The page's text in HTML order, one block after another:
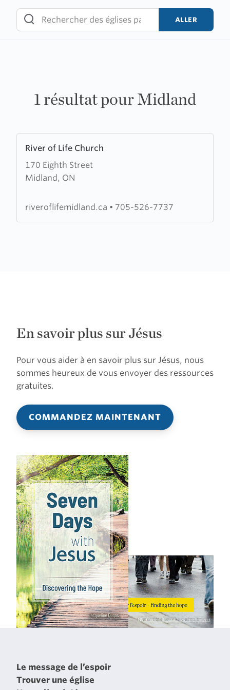
content
ALLER
1 résultat pour Midland
River of Life Church
170 Eighth Street
Midland, ON
more
about
River
Liferiveroflifemidland.ca • 705-526-7737
En savoir plus sur Jésus
Pour vous aider à en savoir plus sur Jésus, nous
sommes heureux de vous envoyer des ressources
gratuites.
COMMANDEZ MAINTENANT
Le message de l’espoir
Trouver une église